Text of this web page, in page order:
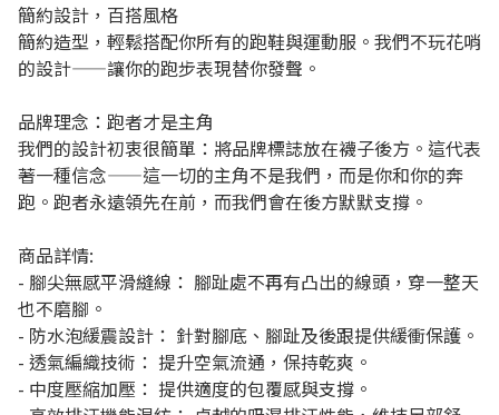
簡約設計，百搭風格
簡約造型，輕鬆搭配你所有的跑鞋與運動服。我們不玩花哨
的設計——讓你的跑步表現替你發聲。
品牌理念：跑者才是主角
我們的設計初衷很簡單：將品牌標誌放在襪子後方。這代表
著一種信念——這一切的主角不是我們，而是你和你的奔
跑。跑者永遠領先在前，而我們會在後方默默支撐。
商品詳情:
- 腳尖無感平滑縫線： 腳趾處不再有凸出的線頭，穿一整天
也不磨腳。
- 防水泡緩震設計： 針對腳底、腳趾及後跟提供緩衝保護。
- 透氣編織技術： 提升空氣流通，保持乾爽。
- 中度壓縮加壓： 提供適度的包覆感與支撐。